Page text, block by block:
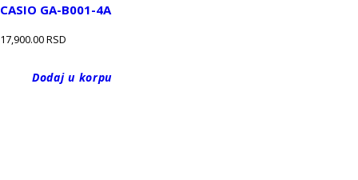
CASIO GA-B001-4A
17,900.00RSD
Dodaj u korpu